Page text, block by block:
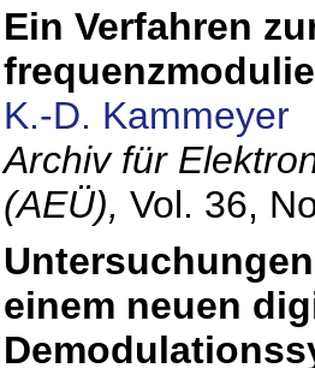
Ein Verfahren
K.-D. Kammeyer
Archiv für
(AEÜ), Vol. 36,
einem neuen